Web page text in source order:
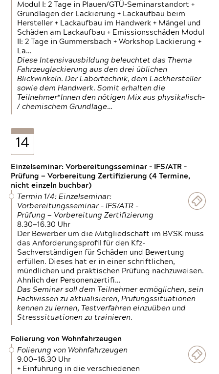
Modul I: 2 Tage in Plauen/GTÜ-Seminarstandort +
Grundlagen der Lackierung + Lackaufbau beim
Hersteller + Lackaufbau im Handwerk + Mängel und
Schäden am Lackaufbau + Emissionsschäden Modul
II: 2 Tage in Gummersbach + Workshop Lackierung +
La…
Diese Intensivausbildung beleuchtet das Thema
Fahrzeuglackierung aus den drei üblichen
Blickwinkeln. Der Labortechnik, dem Lackhersteller
sowie dem Handwerk. Somit erhalten die
Teilnehmer*Innen den nötigen Mix aus physikalisch-
/ chemischem Grundlage…
14
Einzelseminar: Vorbereitungsseminar - IFS/ATR -
Prüfung — Vorbereitung Zertifizierung (4 Termine,
nicht einzeln buchbar)
Termin 1/4: Einzelseminar:
Vorbereitungsseminar - IFS/ATR -
Prüfung — Vorbereitung Zertifizierung
8.30—16.30 Uhr
Der Bewerber um die Mitgliedschaft im BVSK muss
das Anforderungsprofil für den Kfz-
Sachverständigen für Schäden und Bewertung
erfüllen. Dieses hat er in einer schriftlichen,
mündlichen und praktischen Prüfung nachzuweisen.
Ähnlich der Personenzertifi…
Das Seminar soll dem Teilnehmer ermöglichen, sein
Fachwissen zu aktualisieren, Prüfungssituationen
kennen zu lernen, Testverfahren einzuüben und
Stresssituationen zu trainieren.
Folierung von Wohnfahrzeugen
Folierung von Wohnfahrzeugen
9.00—16.30 Uhr
+ Einführung in die verschiedenen